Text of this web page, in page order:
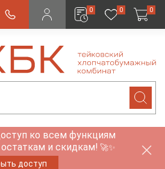
0 0 0
ко всем функциям
и скидкам! 🚀✨
доступ